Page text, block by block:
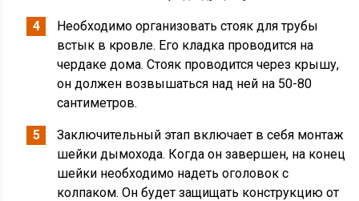
Необходимо организовать стояк для трубы
встык в кровле. Его кладка проводится на
чердаке дома. Стояк проводится через крышу,
он должен возвышаться над ней на 50-80
сантиметров.
Заключительный этап включает в себя монтаж
шейки дымохода. Когда он завершен, на конец
шейки необходимо надеть оголовок с
колпаком. Он будет защищать конструкцию от